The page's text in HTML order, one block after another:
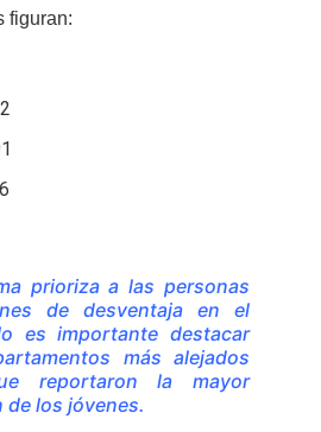
figuran:
prioriza a las personas
de desventaja en el
es importante destacar
más alejados
reportaron la mayor
los jóvenes.